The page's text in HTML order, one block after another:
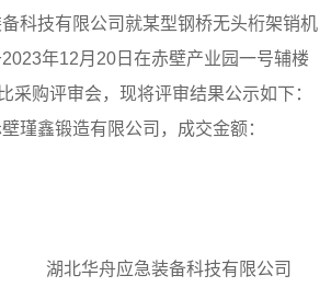
科技有限公司就某型钢桥无头桁架销机
2023年12月20日在赤壁产业园一号辅楼
采购评审会，现将评审结果公示如下：
壁瑾鑫锻造有限公司，成交金额：
急装备科技有限公司